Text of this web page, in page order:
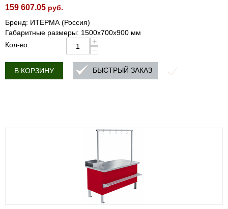
159 607.05 руб.
Бренд: ИТЕРМА (Россия)
Габаритные размеры: 1500х700х900 мм
Кол-во:
+
−
В КОРЗИНУ БЫСТРЫЙ ЗАКАЗ